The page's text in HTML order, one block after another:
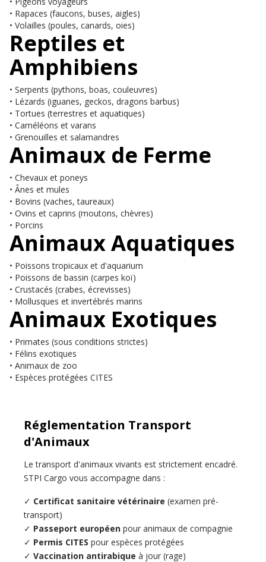
• Rapaces (faucons, buses, aigles)
• Volailles (poules, canards, oies)
Reptiles et
Amphibiens
• Serpents (pythons, boas, couleuvres)
• Lézards (iguanes, geckos, dragons barbus)
• Tortues (terrestres et aquatiques)
• Caméléons et varans
• Grenouilles et salamandres
Animaux de Ferme
• Chevaux et poneys
• Ânes et mules
• Bovins (vaches, taureaux)
• Ovins et caprins (moutons, chèvres)
• Porcins
Animaux Aquatiques
• Poissons tropicaux et d'aquarium
• Poissons de bassin (carpes koï)
• Crustacés (crabes, écrevisses)
• Mollusques et invertébrés marins
Animaux Exotiques
• Primates (sous conditions strictes)
• Félins exotiques
• Animaux de zoo
• Espèces protégées CITES
Réglementation Transport
d'Animaux
Le transport d'animaux vivants est strictement encadré.
STPI Cargo vous accompagne dans :
✓ Certificat sanitaire vétérinaire (examen pré-
transport)
✓ Passeport européen pour animaux de compagnie
✓ Permis CITES pour espèces protégées
✓ Vaccination antirabique à jour (rage)